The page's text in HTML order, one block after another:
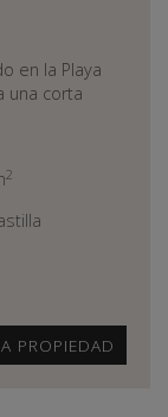
en la Playa
una corta
2
PROPIEDAD